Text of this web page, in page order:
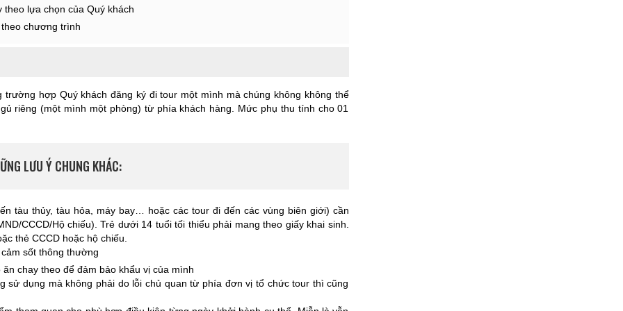
theo lựa chọn của Quý khách
chương trình
hợp Quý khách đăng ký đi tour một mình mà chúng không không thể
riêng (một mình một phòng) từ phía khách hàng. Mức phụ thu tính cho 01
LƯU Ý CHUNG KHÁC:
tàu thủy, tàu hỏa, máy bay… hoặc các tour đi đến các vùng biên giới) cần
CCCD/Hộ chiếu). Trẻ dưới 14 tuổi tối thiểu phải mang theo giấy khai sinh.
thẻ CCCD hoặc hộ chiếu.
sốt thông thường
chay theo để đảm bảo khẩu vị của mình
sử dụng mà không phải do lỗi chủ quan từ phía đơn vị tổ chức tour thì cũng